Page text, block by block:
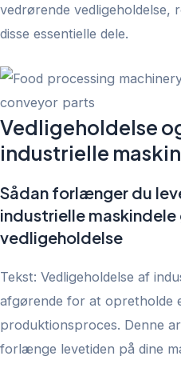
vedrørende vedligeholdelse,
disse essentielle dele.
Vedligeholdelse
industrielle
Sådan forlænger du
industrielle
vedligeholdelse
Tekst: Vedligeholdelse af
afgørende for at opretholde
produktionsproces. Denne
forlænge levetiden på dine